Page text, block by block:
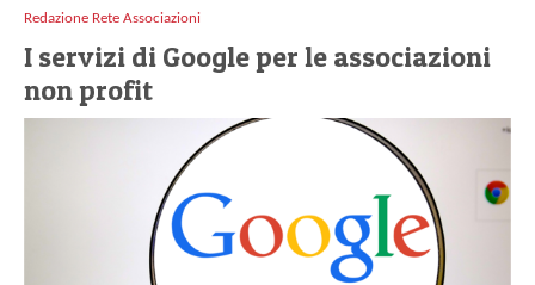
Redazione Rete Associazioni
I servizi di Google per le associazioni
non profit